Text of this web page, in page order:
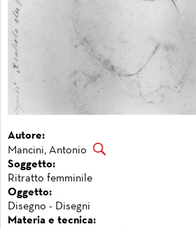
Autore:
Mancini, Antonio
Soggetto:
Ritratto femminile
Oggetto:
Disegno - Disegni
Materia e tecnica: